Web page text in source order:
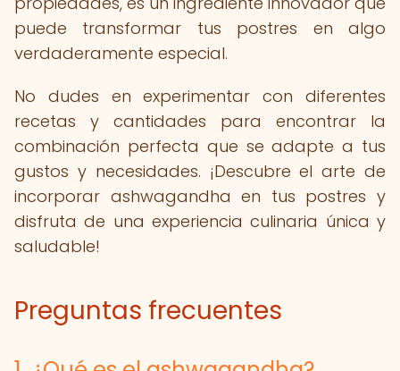
puede transformar tus postres en algo
verdaderamente especial.
No dudes en experimentar con diferentes
recetas y cantidades para encontrar la
combinación perfecta que se adapte a tus
gustos y necesidades. ¡Descubre el arte de
incorporar ashwagandha en tus postres y
disfruta de una experiencia culinaria única y
saludable!
Preguntas frecuentes